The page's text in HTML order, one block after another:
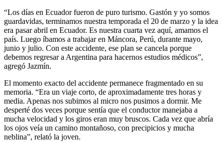
“Los días en Ecuador fueron de puro turismo. Gastón y yo somos
guardavidas, terminamos nuestra temporada el 20 de marzo y la idea
era pasar abril en Ecuador. Es nuestra cuarta vez aquí, amamos el
país. Luego íbamos a trabajar en Máncora, Perú, durante mayo,
junio y julio. Con este accidente, ese plan se cancela porque
debemos regresar a Argentina para hacernos estudios médicos”,
agregó Jazmín.
El momento exacto del accidente permanece fragmentado en su
memoria. “Era un viaje corto, de aproximadamente tres horas y
media. Apenas nos subimos al micro nos pusimos a dormir. Me
desperté dos veces porque sentía que el conductor manejaba a
mucha velocidad y los giros eran muy bruscos. Cada vez que abría
los ojos veía un camino montañoso, con precipicios y mucha
neblina”, relató la joven.